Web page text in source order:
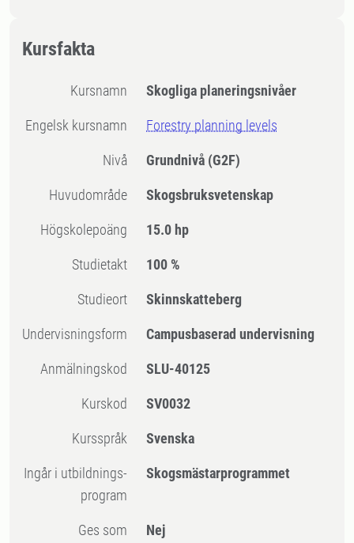
Kursfakta
Kursnamn Skogliga planeringsnivåer
Engelsk kursnamn Forestry planning levels
Nivå Grundnivå (G2F)
Huvudområde Skogsbruksvetenskap
högskolepoäng 15.0 hp
Studietakt 100 %
Studieort Skinnskatteberg
Undervisningsform Campusbaserad undervisning
Anmälningskod SLU-40125
Kurskod SV0032
Kursspråk Svenska
Ingår i utbildnings-
program
Skogsmästarprogrammet
Ges som
Nej